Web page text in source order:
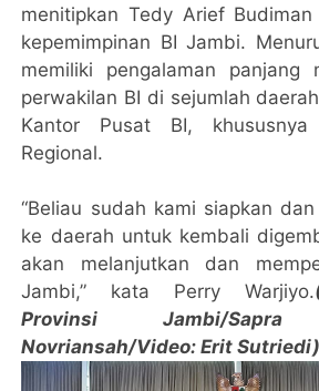
menitipkan Tedy Arief
kepemimpinan BI Jambi.
memiliki pengalaman panjang
perwakilan BI di sejumlah
Kantor Pusat BI,
Regional.
“Beliau sudah kami siapkan
ke daerah untuk kembali
akan melanjutkan dan
Jambi,” kata Perry Warjiyo.
Provinsi Jambi/Sapra
Novriansah/Video: Erit Sutriedi)